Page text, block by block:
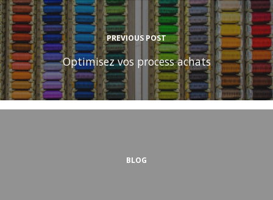
PREVIOUS POST
Optimisez vos process achats
BLOG